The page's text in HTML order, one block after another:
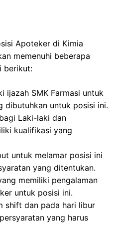
Apoteker di Kimia
memenuhi beberapa
berikut:
ijazah SMK Farmasi untuk
dibutuhkan untuk posisi ini.
Laki-laki dan
kualifikasi yang
untuk melamar posisi ini
yang ditentukan.
memiliki pengalaman
untuk posisi ini.
shift dan pada hari libur
yang harus